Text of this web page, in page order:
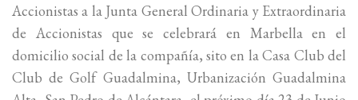
Accionistas a la Junta General Ordinaria y Extraordinaria
de Accionistas que se celebrará en Marbella en el
domicilio social de la compañía, sito en la Casa Club del
Club de Golf Guadalmina, Urbanización Guadalmina